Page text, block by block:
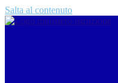
Salta al contenuto